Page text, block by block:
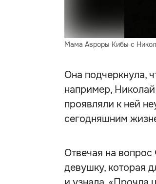
Мама Авроры Кибы с
Она подчеркнула,
например,
проявляли к ней
сегодняшним
Отвечая на
девушку, которая